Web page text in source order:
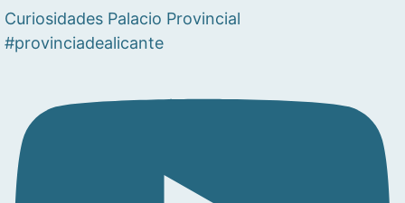
Curiosidades Palacio Provincial
#provinciadealicante